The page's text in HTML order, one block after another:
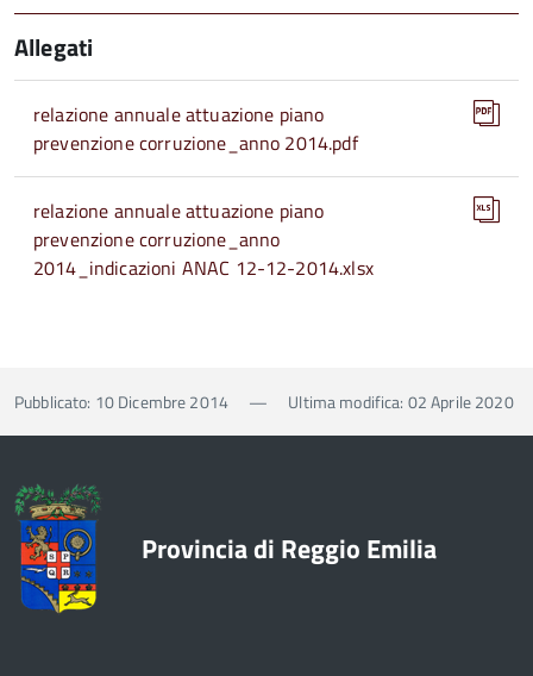
Allegati
relazione annuale attuazione piano
prevenzione corruzione_anno 2014.pdf
relazione annuale attuazione piano
prevenzione corruzione_anno
2014_indicazioni ANAC 12-12-2014.xlsx
Pubblicato: 10 Dicembre 2014 — Ultima modifica: 02 Aprile 2020
Provincia di Reggio Emilia